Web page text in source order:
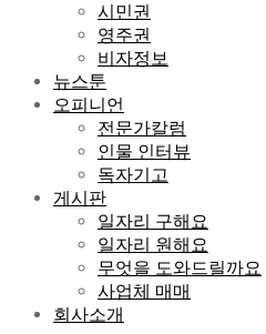
시민권
영주권
비자정보
뉴스툰
오피니언
전문가칼럼
인물 인터뷰
독자기고
게시판
일자리 구해요
일자리 원해요
무엇을 도와드릴까요
사업체 매매
회사소개